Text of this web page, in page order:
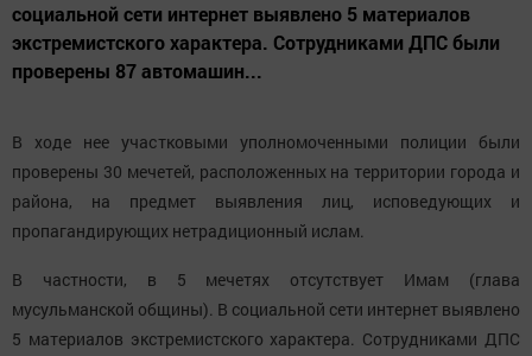
социальной сети интернет выявлено 5 материалов
экстремистского характера. Сотрудниками ДПС были
проверены 87 автомашин...
В ходе нее участковыми уполномоченными полиции были
проверены 30 мечетей, расположенных на территории города и
района, на предмет выявления лиц, исповедующих и
пропагандирующих нетрадиционный ислам.
В частности, в 5 мечетях отсутствует Имам (глава
мусульманской общины). В социальной сети интернет выявлено
5 материалов экстремистского характера. Сотрудниками ДПС